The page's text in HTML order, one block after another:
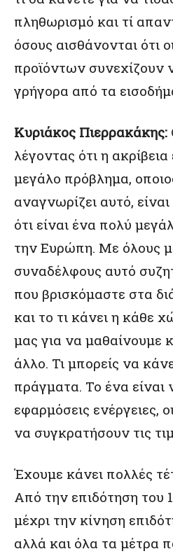
πληθωρισμό και τί
όσους αισθάνονται ότι
προϊόντων συνεχίζουν
γρήγορα από τα
Κυριάκος Πιερρακάκης:
λέγοντας ότι η
μεγάλο πρόβλημα,
αναγνωρίζει αυτό,
ότι είναι ένα πολύ
την Ευρώπη. Με όλους
συναδέλφους αυτό
που βρισκόμαστε στα
και το τι κάνει η κάθε
μας για να μαθαίνουμε
άλλο. Τι μπορείς να
πράγματα. Το ένα είναι
εφαρμόσεις ενέργειες,
να συγκρατήσουν τις
Έχουμε κάνει πολλές
Από την επιδότηση του
μέχρι την κίνηση
αλλά και όλα τα μέτρα